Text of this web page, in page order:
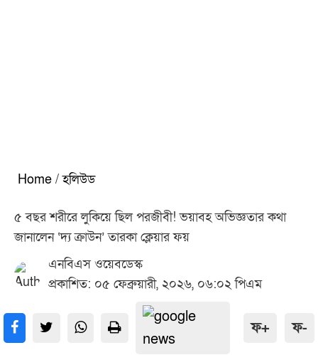
Home / হলিউড
৫ বছর শরীরে লুকিয়ে ছিল পরজীবী! ভয়াবহ অভিজ্ঞতার কথা
জানালেন ‘দ্য ক্রাউন’ তারকা ক্লেয়ার ফয়
এনবিএস ওয়েবডেস্ক
প্রকাশিত: ০৫ ফেব্রুয়ারী, ২০২৬, ০৬:০২ পিএম
ফ+ ফ-